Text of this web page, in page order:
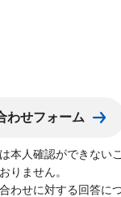
本人確認ができない
りません。
わせに対する回答に